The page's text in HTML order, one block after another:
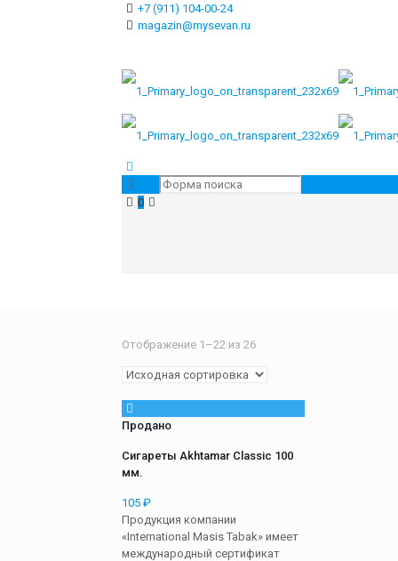
+7 (911) 104-00-24
magazin@mysevan.ru
0
Отображение 1–22 из 26
Продано
Сигареты Akhtamar Classic 100
мм.
105 ₽
Продукция компании
«International Masis Tabak» имеет
международный сертификат